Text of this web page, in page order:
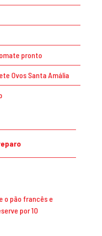
pronto
Ovos Santa Amália
o pão francês e
por 10